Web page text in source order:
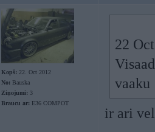
Kopš: 22. Oct 2012
No: Bauska
Ziņojumi: 3
Braucu ar: E36 COMPOT
22
vaaku
ir ari